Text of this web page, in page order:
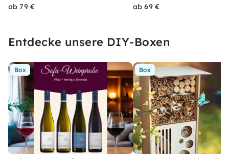
ab 79 € ab 69 €
Entdecke unsere DIY-Boxen
Box Box